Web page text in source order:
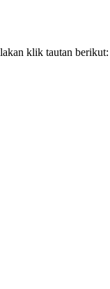
klik tautan berikut: